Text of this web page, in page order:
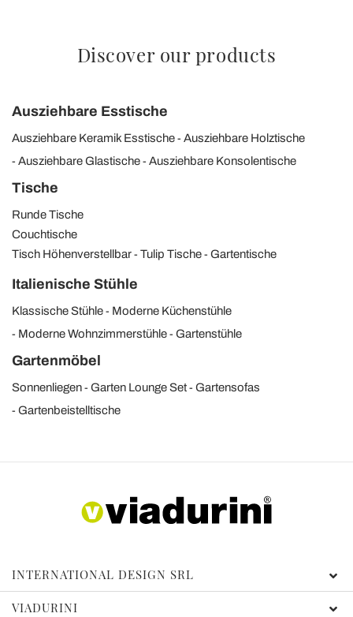
Discover our products
Ausziehbare Esstische
Ausziehbare Keramik Esstische
Ausziehbare Holztische
Ausziehbare Glastische
Ausziehbare Konsolentische
Tische
Runde Tische
Couchtische
Tisch Höhenverstellbar
Tulip Tische Gartentische
Italienische Stühle
Klassische Stühle
Moderne Küchenstühle
Moderne Wohnzimmerstühle
Gartenstühle
Gartenmöbel
Sonnenliegen Garten Lounge Set
Gartensofas
Gartenbeistelltische
INTERNATIONAL DESIGN SRL
VIADURINI